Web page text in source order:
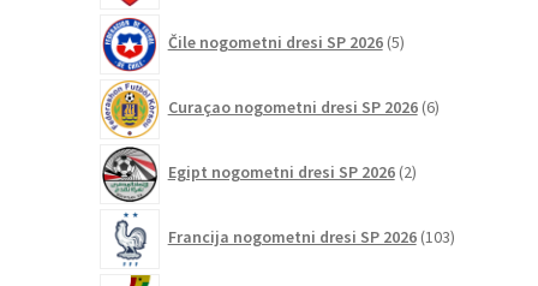
Čile nogometni dresi SP 2026 5izdelkov
Curaçao nogometni dresi SP 2026 6izdelkov
Egipt nogometni dresi SP 2026 2izdelka
Francija nogometni dresi SP 2026 103izdelki